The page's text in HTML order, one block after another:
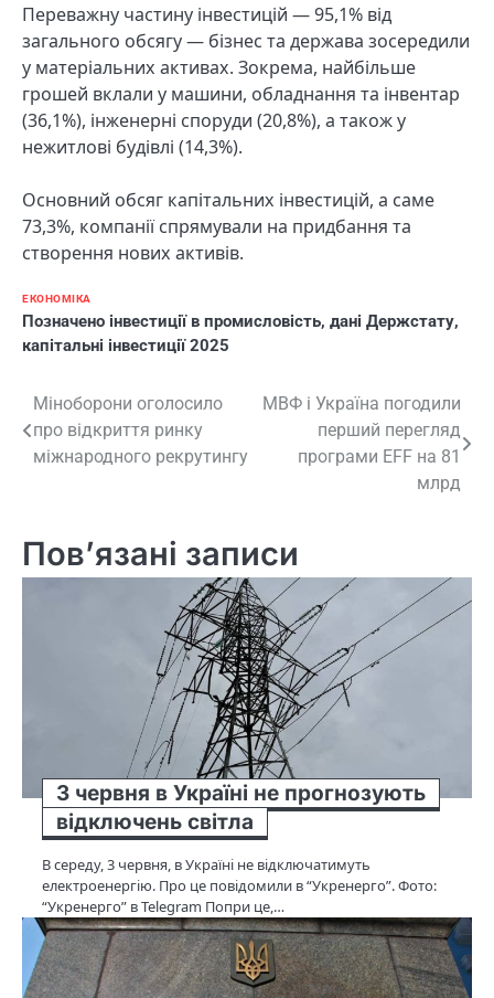
Переважну частину інвестицій — 95,1% від
загального обсягу — бізнес та держава зосередили
у матеріальних активах. Зокрема, найбільше
грошей вклали у машини, обладнання та інвентар
(36,1%), інженерні споруди (20,8%), а також у
нежитлові будівлі (14,3%).
Основний обсяг капітальних інвестицій, а саме
73,3%, компанії спрямували на придбання та
створення нових активів.
ЕКОНОМІКА
Позначено інвестиції в промисловість, дані Держстату,
капітальні інвестиції 2025
Навігація
записів
Міноборони оголосило
про відкриття ринку
міжнародного рекрутингу
МВФ і Україна погодили
перший перегляд
програми EFF на 81
млрд
Пов’язані записи
3 червня в Україні не прогнозують
відключень світла
В середу, 3 червня, в Україні не відключатимуть
електроенергію. Про це повідомили в “Укренерго”. Фото:
“Укренерго” в Telegram Попри це,…